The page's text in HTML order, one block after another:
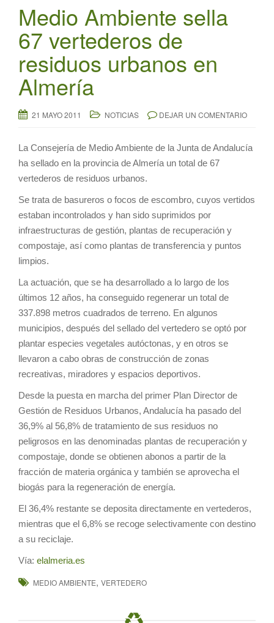
Medio Ambiente sella
67 vertederos de
residuos urbanos en
Almería
21 MAYO 2011 NOTICIAS DEJAR UN COMENTARIO
La Consejería de Medio Ambiente de la Junta de Andalucía
ha sellado en la provincia de Almería un total de 67
vertederos de residuos urbanos.
Se trata de basureros o focos de escombro, cuyos vertidos
estaban incontrolados y han sido suprimidos por
infraestructuras de gestión, plantas de recuperación y
compostaje, así como plantas de transferencia y puntos
limpios.
La actuación, que se ha desarrollado a lo largo de los
últimos 12 años, ha conseguido regenerar un total de
337.898 metros cuadrados de terreno. En algunos
municipios, después del sellado del vertedero se optó por
plantar especies vegetales autóctonas, y en otros se
llevaron a cabo obras de construcción de zonas
recreativas, miradores y espacios deportivos.
Desde la puesta en marcha del primer Plan Director de
Gestión de Residuos Urbanos, Andalucía ha pasado del
36,9% al 56,8% de tratamiento de sus residuos no
peligrosos en las denominadas plantas de recuperación y
compostaje, donde se obtienen abonos a partir de la
fracción de materia orgánica y también se aprovecha el
biogás para la regeneración de energía.
El 36,4% restante se deposita directamente en vertederos,
mientras que el 6,8% se recoge selectivamente con destino
a su reciclaje.
Vía: elalmeria.es
MEDIO AMBIENTE, VERTEDERO